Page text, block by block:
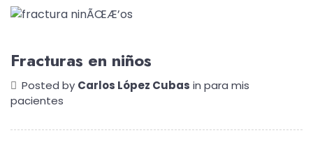
Fracturas en niños
Posted by Carlos López Cubas in para mis
pacientes